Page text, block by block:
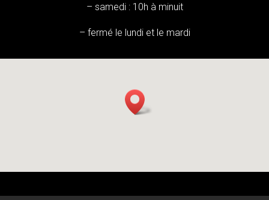
– samedi : 10h à minuit
– fermé le lundi et le mardi